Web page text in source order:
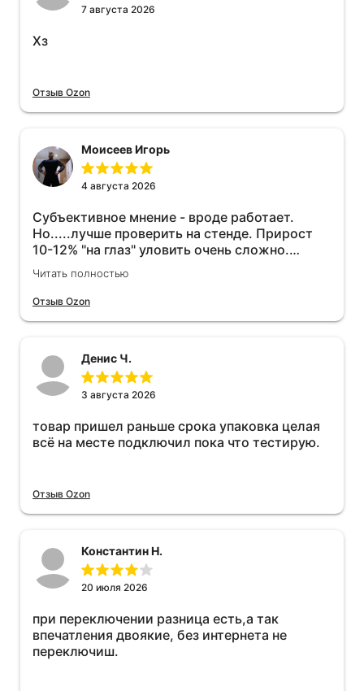
7 августа 2026
Хз
Отзыв Ozon
Моисеев Игорь
4 августа 2026
Субъективное мнение - вроде работает.
Но.....лучше проверить на стенде. Прирост
10-12% "на глаз" уловить очень сложно.
Покатаюсь, потом отключу и посмотрю, что
будет 😁.
Читать полностью
Отзыв Ozon
Денис Ч.
3 августа 2026
товар пришел раньше срока упаковка целая
всё на месте подключил пока что тестирую.
Отзыв Ozon
Константин Н.
20 июля 2026
при переключении разница есть,а так
впечатления двоякие, без интернета не
переключиш.